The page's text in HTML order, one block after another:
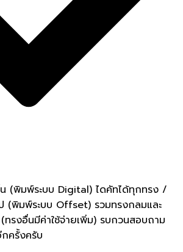
(พิมพ์ระบบ Digital) ไดคัทได้ทุกทรง /
(พิมพ์ระบบ Offset) รวมทรงกลมและ
รงอื่นมีค่าใช้จ่ายเพิ่ม) รบกวนสอบถาม
ครั้งครับ